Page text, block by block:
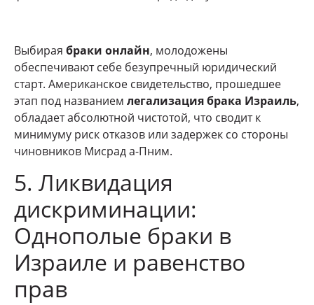
Выбирая браки онлайн, молодожены
обеспечивают себе безупречный юридический
старт. Американское свидетельство, прошедшее
этап под названием легализация брака Израиль,
обладает абсолютной чистотой, что сводит к
минимуму риск отказов или задержек со стороны
чиновников Мисрад а-Пним.
5. Ликвидация
дискриминации:
Однополые браки в
Израиле и равенство
прав